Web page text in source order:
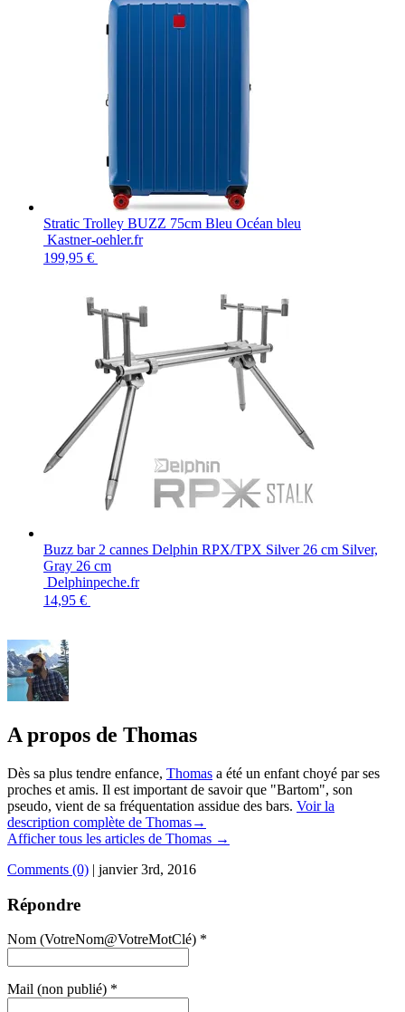
Stratic Trolley BUZZ 75cm Bleu Océan bleu
Kastner-oehler.fr
199,95 €
Buzz bar 2 cannes Delphin RPX/TPX Silver 26 cm Silver,
Gray 26 cm
Delphinpeche.fr
14,95 €
A propos de Thomas
Dès sa plus tendre enfance, Thomas a été un enfant choyé par ses
proches et amis. Il est important de savoir que "Bartom", son
pseudo, vient de sa fréquentation assidue des bars. Voir la
description complète de Thomas→
Afficher tous les articles de Thomas →
Comments (0) | janvier 3rd, 2016
Répondre
Nom (VotreNom@VotreMotClé) *
Mail (non publié) *